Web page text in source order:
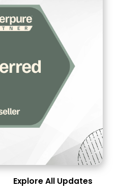
Explore All Updates